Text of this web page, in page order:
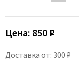
Цена: 850 ₽
Доставка от: 300 ₽